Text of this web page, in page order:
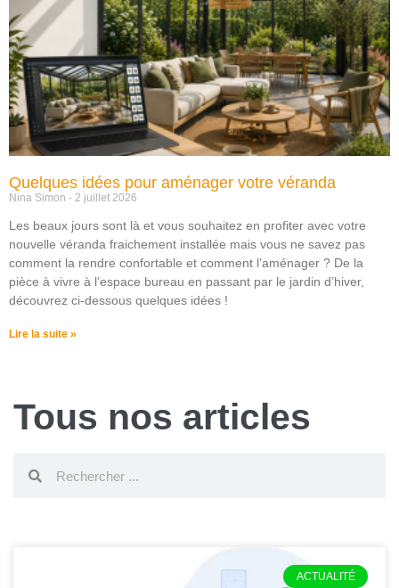
Quelques idées pour aménager votre véranda
Nina Simon 2 juillet 2026
Les beaux jours sont là et vous souhaitez en profiter avec votre
nouvelle véranda fraichement installée mais vous ne savez pas
comment la rendre confortable et comment l’aménager ? De la
pièce à vivre à l’espace bureau en passant par le jardin d’hiver,
découvrez ci-dessous quelques idées !
Lire la suite »
Tous nos articles
ACTUALITÉ